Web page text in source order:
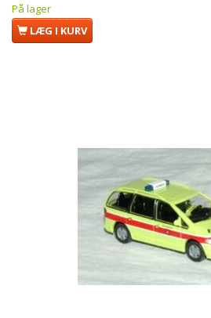
På lager
LÆG I KURV